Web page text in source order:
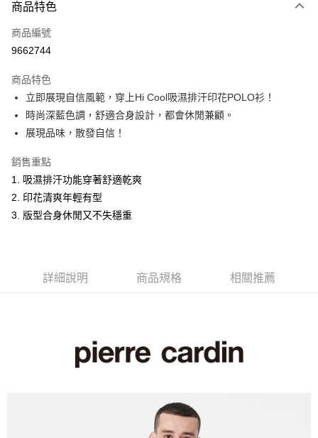
信用卡一次付款
超商取貨付款
Apple Pay
悠遊付
ATM付款
付款後全家取貨
每筆NT$60，滿NT$1,200(含以上)免運費
付款後萊爾富取貨
每筆NT$60，滿NT$1,200(含以上)免運費
商品特色
商品編號
9662744
商品特色
立即展現自信風範，穿上Hi Cool吸濕排汗印花POLO衫！
時尚深藍色調，舒適合身設計，都會休閒兼顧。
展現品味，散發自信！
銷售重點
1. 吸濕排汗功能穿著舒適乾爽
2. 印花清爽年輕有型
3. 版型合身休閒又不失穩重
詳細說明 商品規格 相關推薦